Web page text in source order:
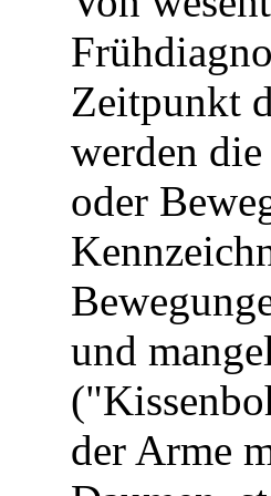
Zeitpunkt
werden
oder
und
der Arme